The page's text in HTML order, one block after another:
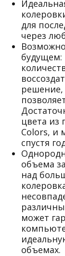
для
через
будущем:
цвета из
Colors, и
спустя
объема
над
может
объемах.